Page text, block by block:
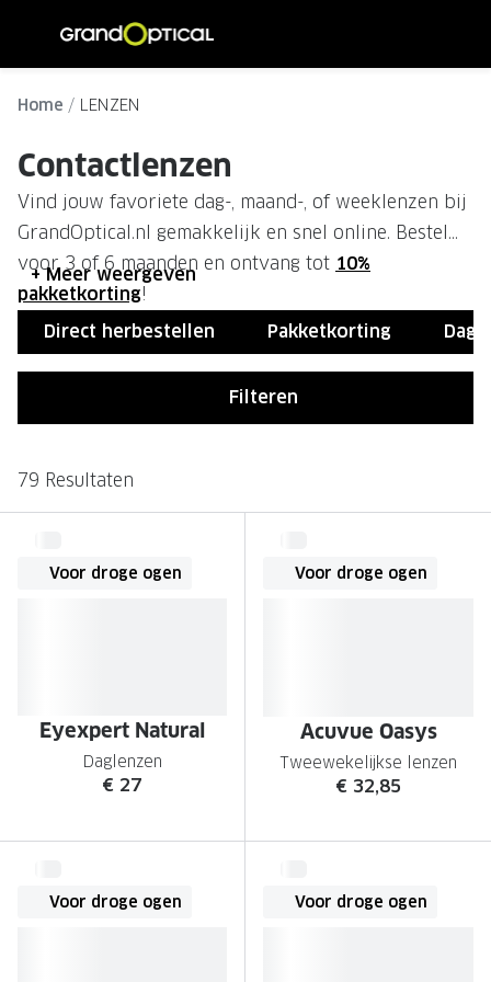
de
ALLE BRILLEN
Herenbrillen
Kinderbrillen
SOORTEN BRILLEN
Brillen op sterkte
Multifocale brillen
Blauw-violet licht brillen
Leesbrillen
Ray-Ban
Tom Ford
Kinder
Miu Miu
Tom
Burberry
Home LENZEN
Contactlenzen
Vind jouw favoriete dag-, maand-, of weeklenzen bij
GrandOptical.nl gemakkelijk en snel online. Bestel
voor 3 of 6 maanden en ontvang tot 10%
pakketkorting!
+ Meer weergeven
Direct herbestellen Pakketkorting
Filteren
79 Resultaten
Voor droge ogen
Eyexpert Natural
Daglenzen
€ 27
Voor droge ogen
Acuvue Oasys
Tweewekelijkse lenzen
€ 32,85
Voor droge ogen Voor droge ogen